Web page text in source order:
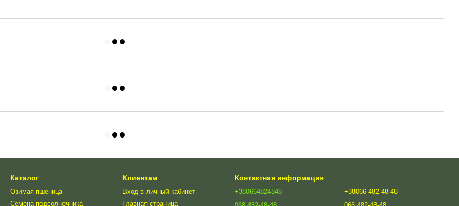
Каталог
Озимая пшеница
Семена подсолнечника
Клиентам
Вход в личный кабинет
Главная страница
Контактная информация
+380664824848
+38066 482-48-48